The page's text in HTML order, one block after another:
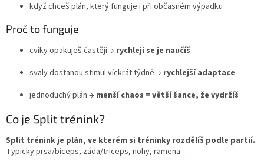
když chceš plán, který funguje i při občasném výpadku
Proč to funguje
cviky opakuješ častěji → rychleji se je naučíš
svaly dostanou stimul víckrát týdně → rychlejší adaptace
jednoduchý plán → menší chaos = větší šance, že vydržíš
Co je Split trénink?
Split trénink je plán, ve kterém si tréninky rozdělíš podle partií.
Typicky prsa/biceps, záda/triceps, nohy, ramena…